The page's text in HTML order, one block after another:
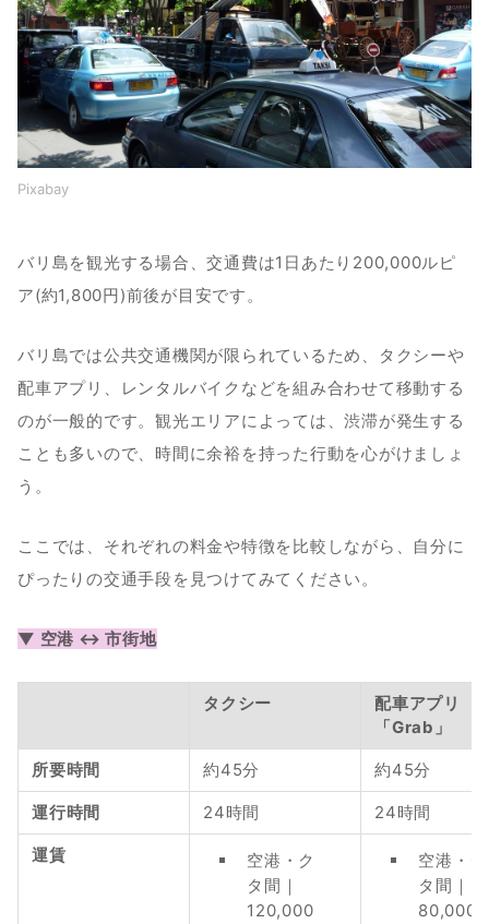
Pixabay
バリ島を観光する場合、交通費は1日あたり200,000ルピ
ア(約1,800円)前後が目安です。
バリ島では公共交通機関が限られているため、タクシーや
配車アプリ、レンタルバイクなどを組み合わせて移動する
のが一般的です。観光エリアによっては、渋滞が発生する
ことも多いので、時間に余裕を持った行動を心がけましょ
う。
ここでは、それぞれの料金や特徴を比較しながら、自分に
ぴったりの交通手段を見つけてみてください。
▼ 空港 ↔︎ 市街地
タクシー
配車アプリ
「Grab」
所要時間 約45分 約45分
運行時間 24時間 24時間
運賃
空港・ク
タ間｜
120,000
空港・ク
タ間｜
80,000